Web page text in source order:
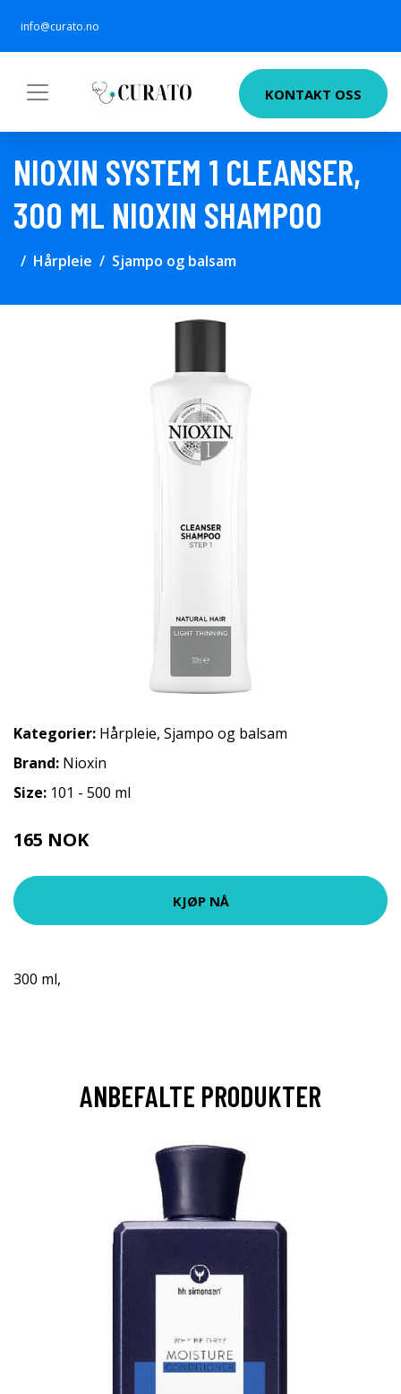
info@curato.no
KONTAKT OSS
NIOXIN SYSTEM 1 CLEANSER,
300 ML NIOXIN SHAMPOO
Hårpleie Sjampo og balsam
Kategorier: Hårpleie, Sjampo og balsam
Brand: Nioxin
Size: 101 - 500 ml
165 NOK
KJØP NÅ
300 ml,
ANBEFALTE PRODUKTER